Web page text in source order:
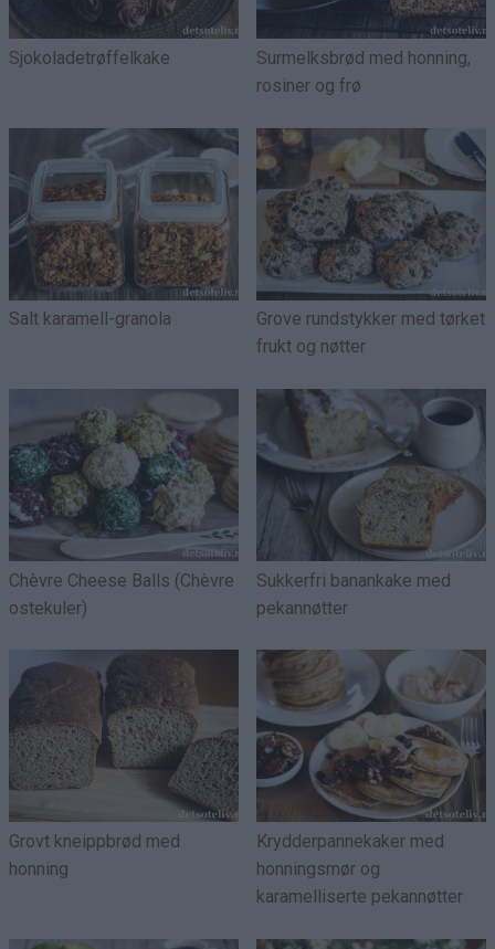
Sjokoladetrøffelkake
Surmelksbrød med honning,
rosiner og frø
Salt karamell-granola
Grove rundstykker med tørket
frukt og nøtter
Chèvre Cheese Balls (Chèvre
ostekuler)
Sukkerfri banankake med
pekannøtter
Grovt kneippbrød med
honning
Krydderpannekaker med
honningsmør og
karamelliserte pekannøtter